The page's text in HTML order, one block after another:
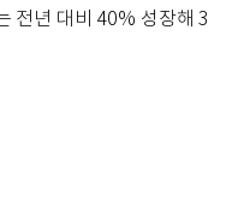
전년 대비 40% 성장해 3